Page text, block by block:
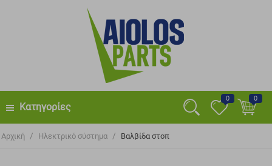
Κατηγορίες
0 0
Αρχική / Ηλεκτρικό σύστημα / Βαλβίδα στοπ